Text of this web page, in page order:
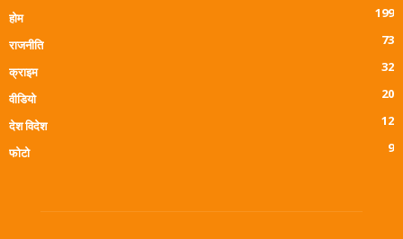
होम
199
राजनीति
73
क्राइम
32
वीडियो
20
देश विदेश
12
फोटो
9